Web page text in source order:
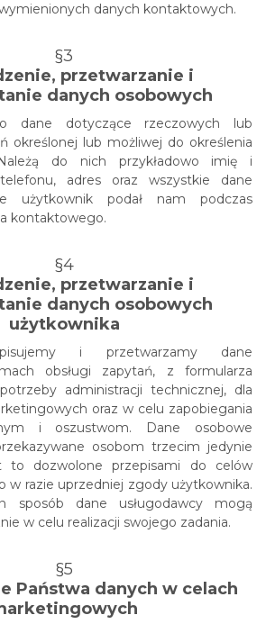
danych kontaktowych.
§3
przetwarzanie i
danych osobowych
dane dotyczące rzeczowych lub
określonej lub możliwej do określenia
do nich przykładowo imię i
adres oraz wszystkie dane
użytkownik podał nam podczas
kontaktowego.
§4
przetwarzanie i
danych osobowych
użytkownika
i przetwarzamy dane
obsługi zapytań, z formularza
administracji technicznej, dla
oraz w celu zapobiegania
i oszustwom. Dane osobowe
osobom trzecim jedynie
to dozwolone przepisami do celów
w razie uprzedniej zgody użytkownika.
sposób dane usługodawcy mogą
w celu realizacji swojego zadania.
§5
Państwa danych w celach